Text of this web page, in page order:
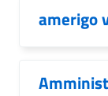
amerigo